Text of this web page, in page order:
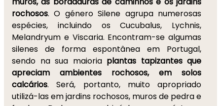
rochosos. O género Silene agrupa numerosas
espécies, incluindo os Cucubalus, Lychnis,
Melandryum e Viscaria. Encontram-se algumas
silenes de forma espontânea em Portugal,
sendo na sua maioria plantas tapizantes que
apreciam ambientes rochosos, em solos
calcários. Será, portanto, muito apropriado
utilizá-las em jardins rochosos, muros de pedra e